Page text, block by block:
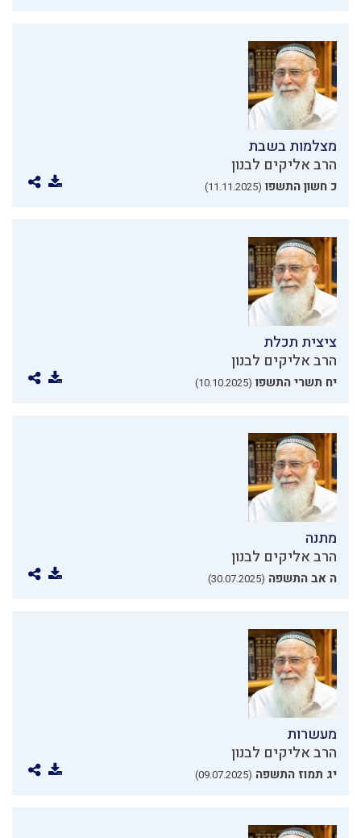
מצלמות בשבת
הרב אליקים לבנון
כ חשון התשפו (11.11.2025)
ציצית תכלת
הרב אליקים לבנון
יח תשרי התשפו (10.10.2025)
מתנה
הרב אליקים לבנון
ה אב התשפה (30.07.2025)
מעשרות
הרב אליקים לבנון
יג תמוז התשפה (09.07.2025)